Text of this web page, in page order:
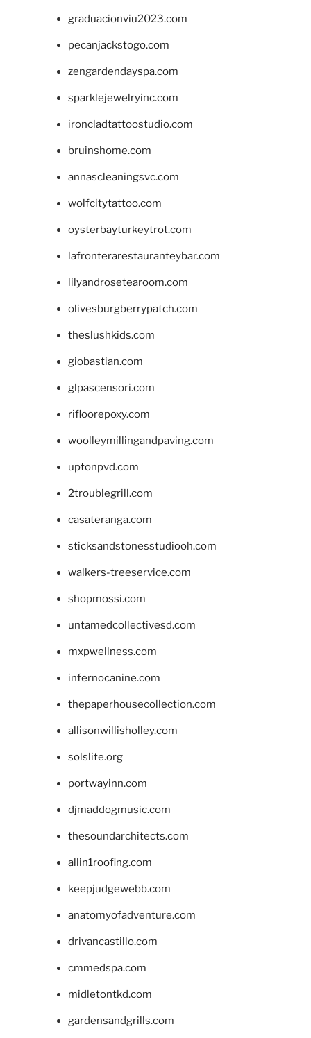
graduacionviu2023.com
pecanjackstogo.com
zengardendayspa.com
sparklejewelryinc.com
ironcladtattoostudio.com
bruinshome.com
annascleaningsvc.com
wolfcitytattoo.com
oysterbayturkeytrot.com
lafronterarestauranteybar.com
lilyandrosetearoom.com
olivesburgberrypatch.com
theslushkids.com
giobastian.com
glpascensori.com
rifloorepoxy.com
woolleymillingandpaving.com
uptonpvd.com
2troublegrill.com
casateranga.com
sticksandstonesstudiooh.com
walkers-treeservice.com
shopmossi.com
untamedcollectivesd.com
mxpwellness.com
infernocanine.com
thepaperhousecollection.com
allisonwillisholley.com
solslite.org
portwayinn.com
djmaddogmusic.com
thesoundarchitects.com
allin1roofing.com
keepjudgewebb.com
anatomyofadventure.com
drivancastillo.com
cmmedspa.com
midletontkd.com
gardensandgrills.com